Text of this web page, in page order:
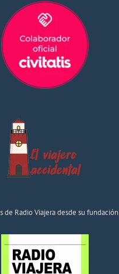
de Radio Viajera desde su fundación